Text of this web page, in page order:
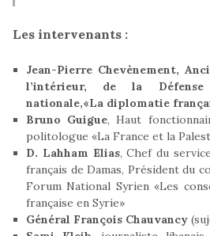
Les intervenants :
Jean-Pierre Chevènement,
l’intérieur, de la
nationale,«La diplomatie
Bruno Guigue, Haut
politologue «La France et la
D. Lahham Elias, Chef du
français de Damas, Président du
Forum National Syrien «Les
française en Syrie»
Général François Chauvancy